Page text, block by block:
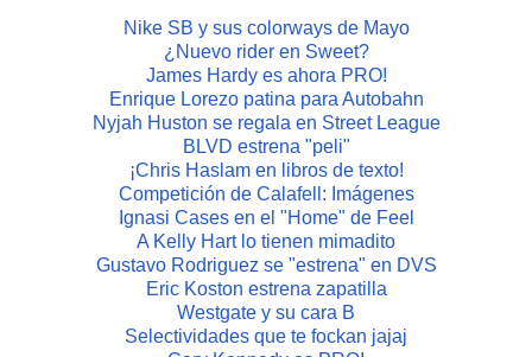
Nike SB y sus colorways de Mayo
¿Nuevo rider en Sweet?
James Hardy es ahora PRO!
Enrique Lorezo patina para Autobahn
Nyjah Huston se regala en Street League
BLVD estrena "peli"
¡Chris Haslam en libros de texto!
Competición de Calafell: Imágenes
Ignasi Cases en el "Home" de Feel
A Kelly Hart lo tienen mimadito
Gustavo Rodriguez se "estrena" en DVS
Eric Koston estrena zapatilla
Westgate y su cara B
Selectividades que te fockan jajaj